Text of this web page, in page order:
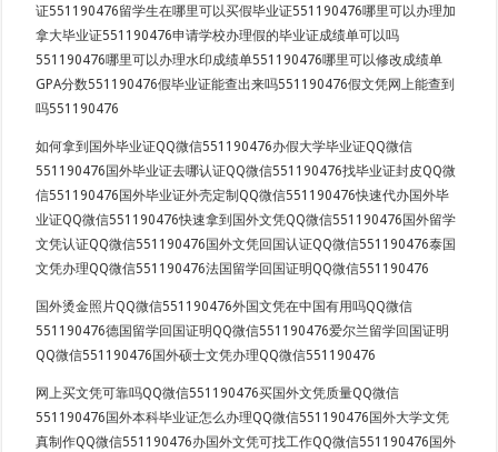
证551190476留学生在哪里可以买假毕业证551190476哪里可以办理加
拿大毕业证551190476申请学校办理假的毕业证成绩单可以吗
551190476哪里可以办理水印成绩单551190476哪里可以修改成绩单
GPA分数551190476假毕业证能查出来吗551190476假文凭网上能查到
吗551190476
如何拿到国外毕业证QQ微信551190476办假大学毕业证QQ微信
551190476国外毕业证去哪认证QQ微信551190476找毕业证封皮QQ微
信551190476国外毕业证外壳定制QQ微信551190476快速代办国外毕
业证QQ微信551190476快速拿到国外文凭QQ微信551190476国外留学
文凭认证QQ微信551190476国外文凭回国认证QQ微信551190476泰国
文凭办理QQ微信551190476法国留学回国证明QQ微信551190476
国外烫金照片QQ微信551190476外国文凭在中国有用吗QQ微信
551190476德国留学回国证明QQ微信551190476爱尔兰留学回国证明
QQ微信551190476国外硕士文凭办理QQ微信551190476
网上买文凭可靠吗QQ微信551190476买国外文凭质量QQ微信
551190476国外本科毕业证怎么办理QQ微信551190476国外大学文凭
真制作QQ微信551190476办国外文凭可找工作QQ微信551190476国外